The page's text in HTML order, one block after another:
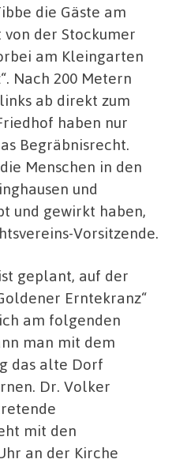
die Gäste am
von der Stockumer
am Kleingarten
Nach 200 Metern
ab direkt zum
haben nur
Begräbnisrecht.
Menschen in den
und
und gewirkt haben,
Vorsitzende.
geplant, auf der
Erntekranz“
am folgenden
man mit dem
das alte Dorf
Dr. Volker
mit den
an der Kirche